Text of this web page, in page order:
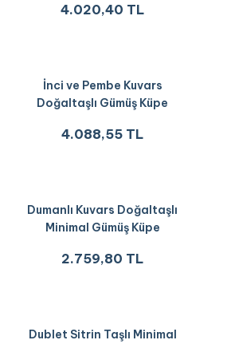
4.020,40 TL
İnci ve Pembe Kuvars
Doğaltaşlı Gümüş Küpe
4.088,55 TL
Dumanlı Kuvars Doğaltaşlı
Minimal Gümüş Küpe
2.759,80 TL
Dublet Sitrin Taşlı Minimal